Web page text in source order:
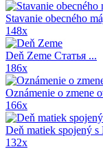
Stavanie obecného
148x
Deň Zeme Статья ...
186x
Oznámenie o zmene
166x
Deň matiek spojený
132x